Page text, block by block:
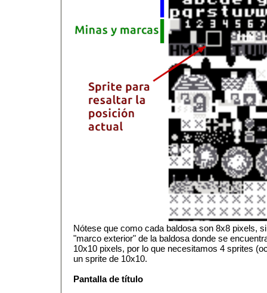
Nótese que como cada baldosa son 8x8 pixels,
"marco exterior" de la baldosa donde se
10x10 pixels, por lo que necesitamos 4 sprites
un sprite de 10x10.
Pantalla de título